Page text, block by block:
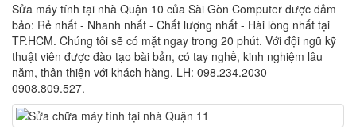
Sửa máy tính tại nhà Quận 10 của Sài Gòn Computer được đảm
bảo: Rẻ nhất - Nhanh nhất - Chất lượng nhất - Hài lòng nhất tại
TP.HCM. Chúng tôi sẽ có mặt ngay trong 20 phút. Với đội ngũ kỹ
thuật viên được đào tạo bài bản, có tay nghề, kinh nghiệm lâu
năm, thân thiện với khách hàng. LH: 098.234.2030 -
0908.809.527.